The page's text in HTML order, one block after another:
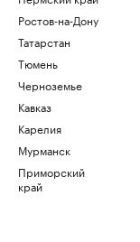
Ростов-на-Дону
Татарстан
Тюмень
Черноземье
Кавказ
Карелия
Мурманск
Приморский
край